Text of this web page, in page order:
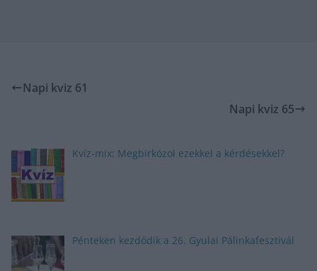
Napi kviz 61
Napi kviz 65
Kvíz-mix: Megbirkózol ezekkel a kérdésekkel?
Pénteken kezdődik a 26. Gyulai Pálinkafesztivál